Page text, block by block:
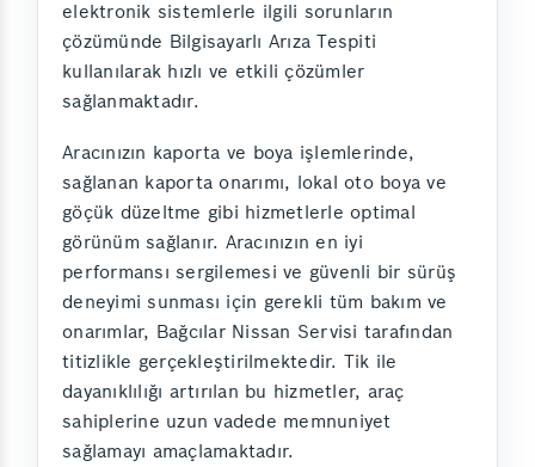
elektronik sistemlerle ilgili sorunların
çözümünde Bilgisayarlı Arıza Tespiti
kullanılarak hızlı ve etkili çözümler
sağlanmaktadır.
Aracınızın kaporta ve boya işlemlerinde,
sağlanan kaporta onarımı, lokal oto boya ve
göçük düzeltme gibi hizmetlerle optimal
görünüm sağlanır. Aracınızın en iyi
performansı sergilemesi ve güvenli bir sürüş
deneyimi sunması için gerekli tüm bakım ve
onarımlar, Bağcılar Nissan Servisi tarafından
titizlikle gerçekleştirilmektedir. Tik ile
dayanıklılığı artırılan bu hizmetler, araç
sahiplerine uzun vadede memnuniyet
sağlamayı amaçlamaktadır.